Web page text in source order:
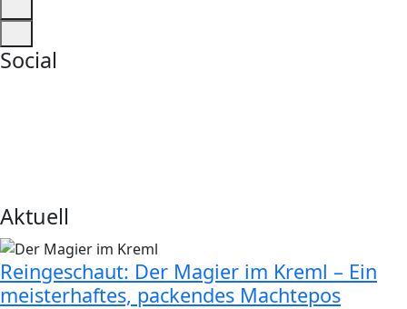
Social
Aktuell
Reingeschaut: Der Magier im Kreml – Ein
meisterhaftes, packendes Machtepos